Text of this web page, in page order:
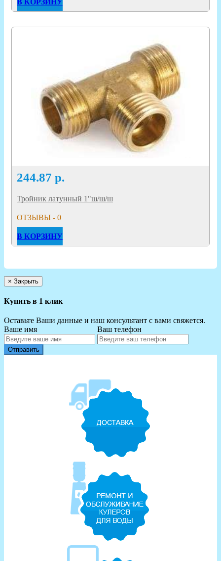
244.87 р.
Тройник латунный 1"ш/ш/ш
ОТЗЫВЫ - 0
В КОРЗИНУ
× Закрыть
Купить в 1 клик
Оставьте Ваши данные и наш консультант с вами свяжется.
Ваше имя
Ваш телефон
Отправить